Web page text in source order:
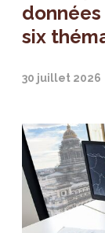
six
30 juillet 2026